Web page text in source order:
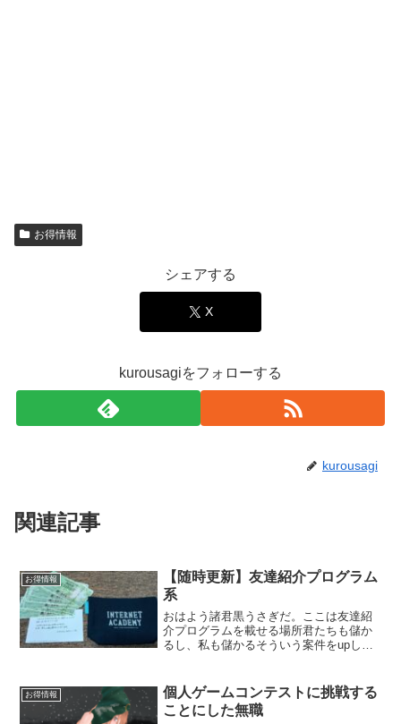
お得情報
シェアする
X
kurousagiをフォローする
kurousagi
関連記事
お得情報
【随時更新】友達紹介プログラム
系
おはよう諸君黒うさぎだ。ここは友達紹
介プログラムを載せる場所君たちも儲か
るし、私も儲かるそういう案件をupして
【体験記】専門実践教育訓練給付金＋教
育訓練支援給付金の受...
お得情報
個人ゲームコンテストに挑戦する
ことにした無職